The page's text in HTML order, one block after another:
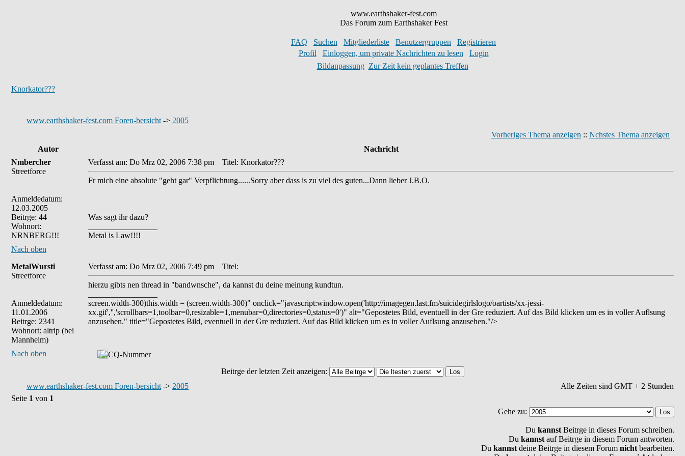
www.earthshaker-fest.com
Das Forum zum Earthshaker Fest
FAQ Suchen Mitgliederliste Benutzergruppen
Registrieren
Profil
Einloggen, um private Nachrichten zu lesen
Login
Bildanpassung Zur Zeit kein geplantes Treffen
Knorkator???
www.earthshaker-fest.com Foren-bersicht -> 2005
Vorheriges Thema anzeigen :: Nchstes Thema anzeigen
Autor
Nachricht
Nmbercher
Streetforce
Anmeldedatum:
12.03.2005
Beitrge: 44
Wohnort:
NRNBERG!!!
Verfasst am: Do Mrz 02, 2006 7:38 pm Titel: Knorkator???
Fr mich eine absolute "geht gar" Verpflichtung......Sorry aber dass is zu viel des guten...Dann lieber J.B.O.
Was sagt ihr dazu?
Metal is Law!!!!
Nach oben
MetalWursti
Streetforce
Anmeldedatum:
11.01.2006
Beitrge: 2341
Wohnort: altrip (bei
Mannheim)
Verfasst am: Do Mrz 02, 2006 7:49 pm Titel:
hierzu gibts nen thread in "bandwnsche", da kannst du deine meinung kundtun.
screen.width-300)this.width = (screen.width-300)" onclick="javascript:window.open('http://imagegen.last.fm/suicidegirlslogo/oartists/xx-jessi-
xx.gif','','scrollbars=1,toolbar=0,resizable=1,menubar=0,directories=0,status=0')" alt="Gepostetes Bild, eventuell in der Gre reduziert. Auf das Bild klicken um es in voller Auflsung
anzusehen." title="Gepostetes Bild, eventuell in der Gre reduziert. Auf das Bild klicken um es in voller Auflsung anzusehen."/>
Nach oben
Beitrge der letzten Zeit anzeigen:
www.earthshaker-fest.com Foren-bersicht -> 2005
Alle Zeiten sind GMT + 2 Stunden
Seite 1 von 1
Gehe zu:
Du kannst Beitrge in dieses Forum schreiben.
Du kannst auf Beitrge in diesem Forum antworten.
Du kannst deine Beitrge in diesem Forum nicht bearbeiten.